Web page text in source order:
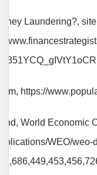
Laundering?,
World
WEO/